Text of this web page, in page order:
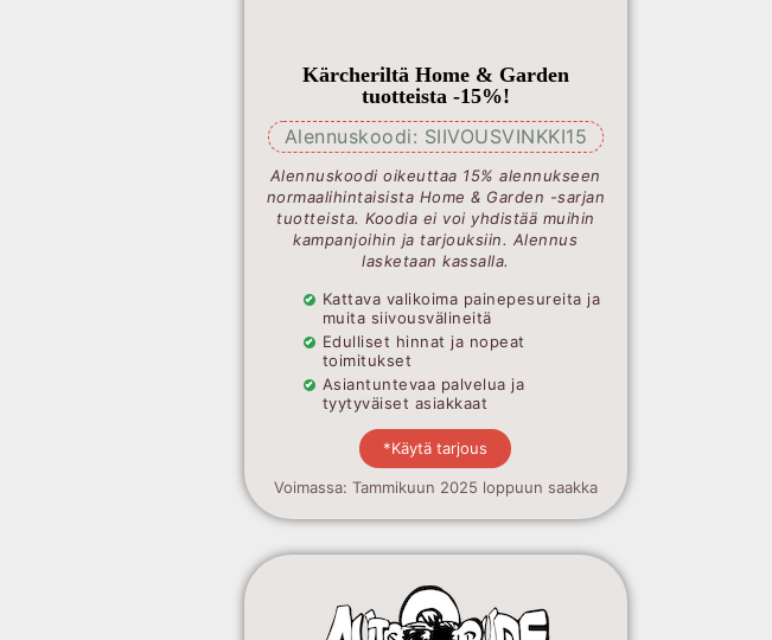
Kärcheriltä Home & Garden
tuotteista -15%!
Alennuskoodi: SIIVOUSVINKKI15
Alennuskoodi oikeuttaa 15% alennukseen
normaalihintaisista Home & Garden -sarjan
tuotteista. Koodia ei voi yhdistää muihin
kampanjoihin ja tarjouksiin. Alennus
lasketaan kassalla.
Kattava valikoima painepesureita ja
muita siivousvälineitä
Edulliset hinnat ja nopeat
toimitukset
Asiantuntevaa palvelua ja
tyytyväiset asiakkaat
*Käytä tarjous
Voimassa: Tammikuun 2025 loppuun saakka